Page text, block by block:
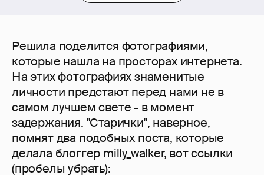
Решила поделится фотографиями,
которые нашла на просторах интернета.
На этих фотографиях знаменитые
личности предстают перед нами не в
самом лучшем свете - в момент
задержания. "Старички", наверное,
помнят два подобных поста, которые
делала блоггер milly_walker, вот ссылки
(пробелы убрать):